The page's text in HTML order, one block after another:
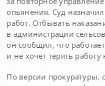
опьянения. Суд
работ. Отбывать
в администрации
он сообщил, что
и не хочет терять работу
По версии прокуратуры,